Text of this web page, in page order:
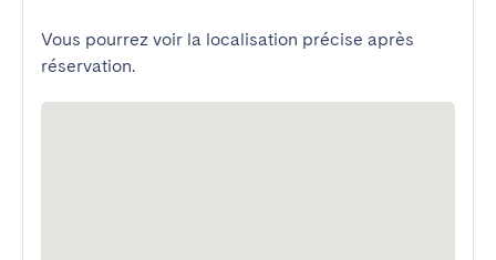
Vous pourrez voir la localisation précise après
réservation.